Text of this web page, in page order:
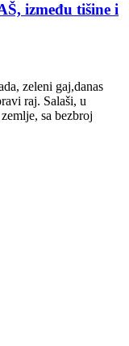
između tišine i
zeleni gaj,danas
raj. Salaši, u
sa bezbroj